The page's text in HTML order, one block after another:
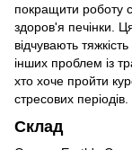
покращити роботу
здоров'я печінки.
відчувають
інших проблем із
хто хоче пройти
стресових періодів.
Склад